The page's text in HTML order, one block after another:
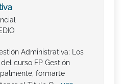
Administrativa: Los
curso FP Gestión
formarte